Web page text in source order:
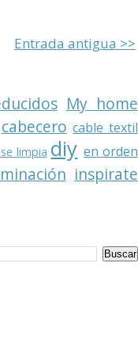
Entrada antigua >>
My home
cabecero cable textil
limpia diy en orden
inspirate